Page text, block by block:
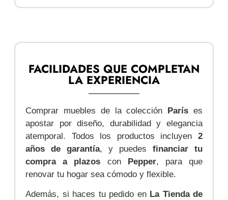
FACILIDADES QUE COMPLETAN
LA EXPERIENCIA
Comprar muebles de la colección París es
apostar por diseño, durabilidad y elegancia
atemporal. Todos los productos incluyen 2
años de garantía, y puedes financiar tu
compra a plazos con Pepper, para que
renovar tu hogar sea cómodo y flexible.
Además, si haces tu pedido en La Tienda de